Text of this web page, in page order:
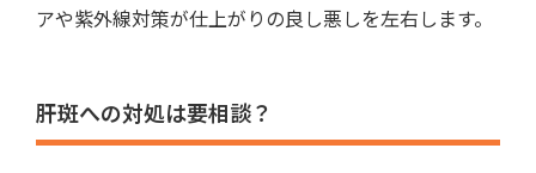
アや紫外線対策が仕上がりの良し悪しを左右します。
肝斑への対処は要相談？